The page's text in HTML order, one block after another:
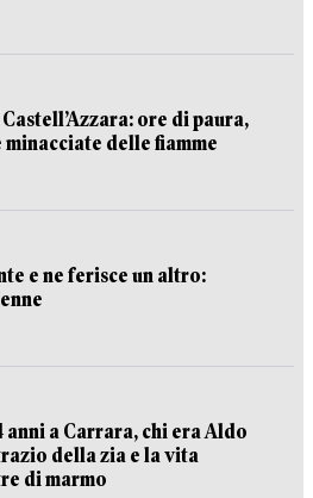
ore di paura,
minacciate delle fiamme
e ne ferisce un altro:
a Carrara, chi era Aldo
della zia e la vita
di marmo